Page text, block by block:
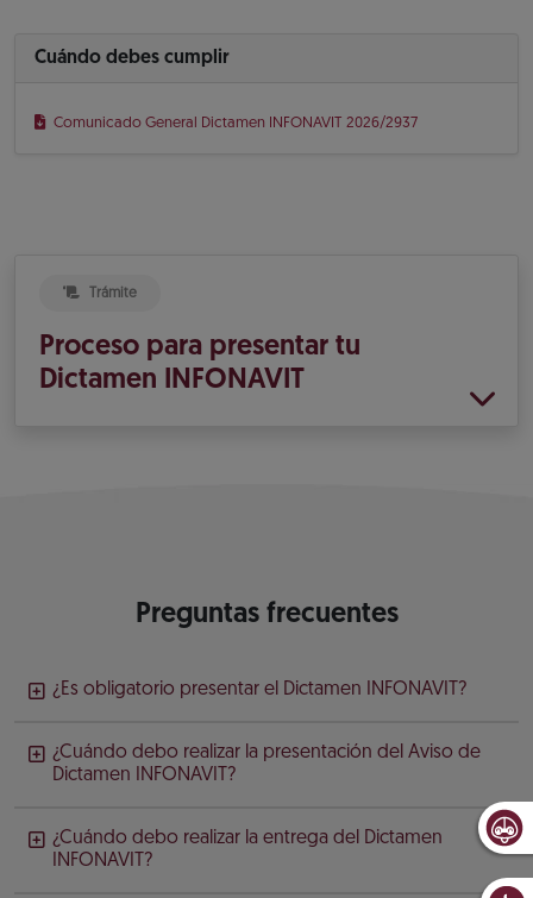
Cuándo debes cumplir
Comunicado General Dictamen INFONAVIT 2026/2937
Trámite
Proceso para presentar tu
Dictamen INFONAVIT
Preguntas frecuentes
¿Es obligatorio presentar el Dictamen INFONAVIT?
¿Cuándo debo realizar la presentación del Aviso de
Dictamen INFONAVIT?
¿Cuándo debo realizar la entrega del Dictamen
INFONAVIT?